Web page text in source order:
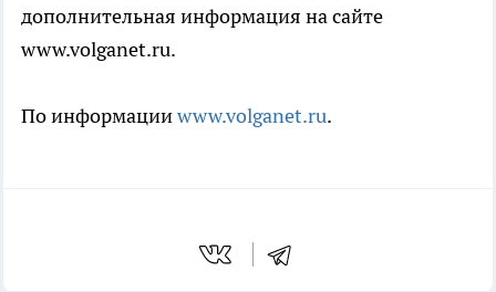
дополнительная информация на сайте
www.volganet.ru.
По информацииwww.volganet.ru.